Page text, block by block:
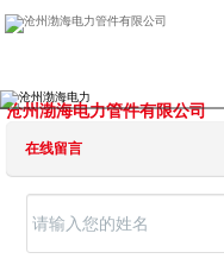
沧州渤海电力管件有限公司
在线留言